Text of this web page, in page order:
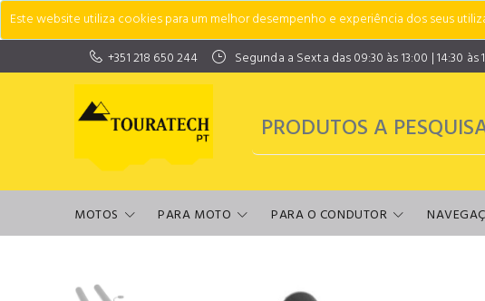
Este website utiliza cookies para um melhor desempenho e experiência dos seus
+351 218 650 244
Segunda a Sexta das 09:30 às 13:00 | 14:30 às
MOTOS PARA MOTO PARA O CONDUTOR